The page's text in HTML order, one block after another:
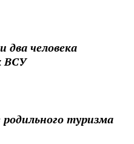
два человека
ВСУ
туризма